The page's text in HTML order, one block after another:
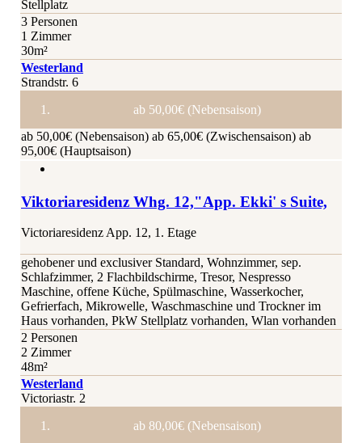
Stellplatz
3 Personen
1 Zimmer
30m²
Westerland
Strandstr. 6
ab 50,00€ (Nebensaison)
ab 50,00€ (Nebensaison) ab 65,00€ (Zwischensaison) ab
95,00€ (Hauptsaison)
Viktoriaresidenz Whg. 12,"App. Ekki' s Suite,
Victoriaresidenz App. 12, 1. Etage
gehobener und exclusiver Standard, Wohnzimmer, sep.
Schlafzimmer, 2 Flachbildschirme, Tresor, Nespresso
Maschine, offene Küche, Spülmaschine, Wasserkocher,
Gefrierfach, Mikrowelle, Waschmaschine und Trockner im
Haus vorhanden, PkW Stellplatz vorhanden, Wlan vorhanden
2 Personen
2 Zimmer
48m²
Westerland
Victoriastr. 2
ab 80,00€ (Nebensaison)